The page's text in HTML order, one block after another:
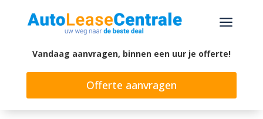
a
Vandaag aanvragen, binnen een uur je offerte!
Offerte aanvragen